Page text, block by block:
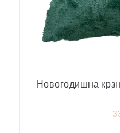
Новогодишна